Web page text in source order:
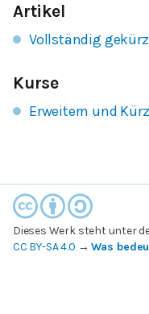
Artikel
Vollständig
Kurse
Erweitern und
Dieses Werk steht unter
CC BY-SA 4.0 →Was